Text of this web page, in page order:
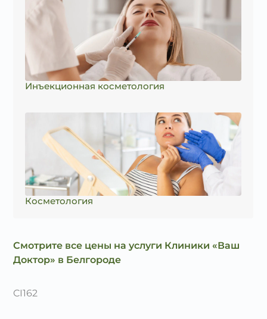
Инъекционная косметология
Косметология
Смотрите все цены на услуги Клиники «Ваш
Доктор» в Белгороде
CI162